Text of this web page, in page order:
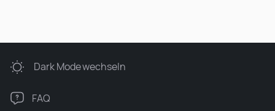
Dark Modewechseln
FAQ